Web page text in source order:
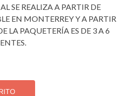
SE REALIZA A PARTIR DE
EN MONTERREY Y A PARTIR
LA PAQUETERÍA ES DE 3 A 6